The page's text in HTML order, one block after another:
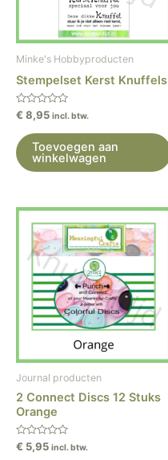
Minke's Hobbyproducten
Stempelset Kerst Knuffels
Gewaardeerd
0
5
€ 8,95 incl. btw.
Toevoegen aan
winkelwagen
Journal producten
2 Connect Discs 12 Stuks
Orange
Gewaardeerd
0
€ 5,95 incl. btw.